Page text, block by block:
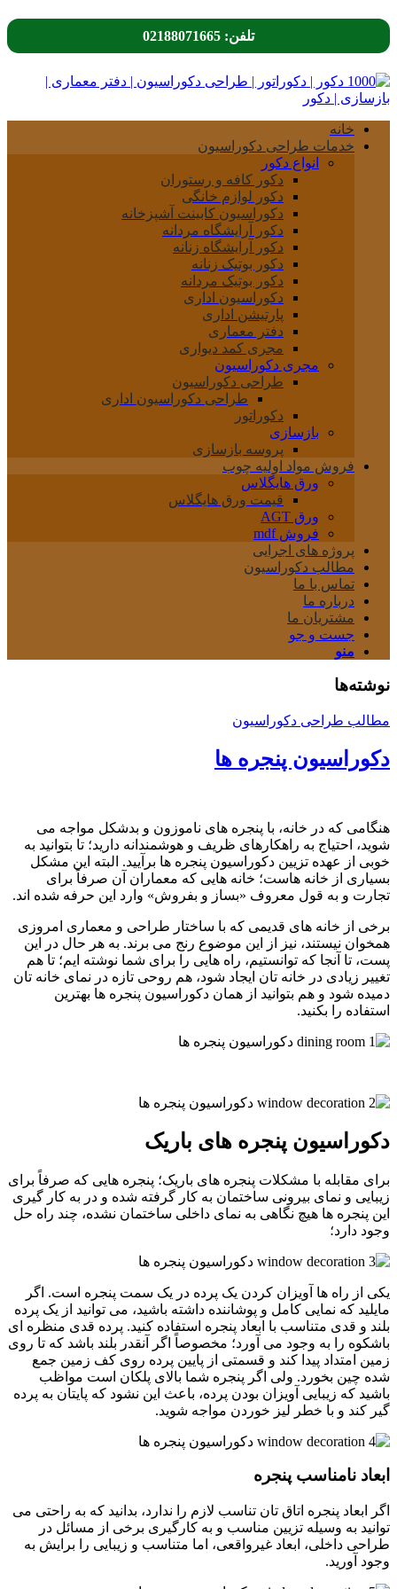
تلفن: 02188071665
خانه
خدمات طراحی دکوراسیون
انواع دکور
دکور کافه و رستوران
دکور لوازم خانگی
دکوراسیون کابینت آشپزخانه
دکور آرایشگاه مردانه
دکور آرایشگاه زنانه
دکور بوتیک زنانه
دکور بوتیک مردانه
دکوراسیون اداری
پارتیشن اداری
دفتر معماری
مجری کمد دیواری
مجری دکوراسیون
طراحی دکوراسیون
طراحی دکوراسیون اداری
دکوراتور
بازسازی
پروسه بازسازی
فروش مواد اولیه چوب
ورق هایگلاس
قیمت ورق هایگلاس
ورق AGT
فروش mdf
پروژه های اجرایی
مطالب دکوراسیون
تماس با ما
درباره ما
مشتریان ما
جست و جو
منو
نوشته‌ها
مطالب طراحی دکوراسیون
دکوراسیون پنجره ها
هنگامی که در خانه، با پنجره های ناموزون و بدشکل مواجه می
شوید، احتیاج به راهکارهای ظریف و هوشمندانه دارید؛ تا بتوانید به
خوبی از عهده تزیین دکوراسیون پنجره ها برآیید. البته این مشکل
بسیاری از خانه هاست؛ خانه هایی که معماران آن صرفاً برای
تجارت و به قول معروف «بساز و بفروش» وارد این حرفه شده اند.
برخی از خانه های قدیمی که با ساختار طراحی و معماری امروزی
همخوان نیستند، نیز از این موضوع رنج می برند. به هر حال در این
پست، تا آنجا که توانستیم، راه هایی را برای شما نوشته ایم؛ تا هم
تغییر زیادی در خانه تان ایجاد شود، هم روحی تازه در نمای خانه تان
دمیده شود و هم بتوانید از همان دکوراسیون پنجره ها بهترین
استفاده را بکنید.
دکوراسیون پنجره های باریک
برای مقابله با مشکلات پنجره های باریک؛ پنجره هایی که صرفاً برای
زیبایی و نمای بیرونی ساختمان به کار گرفته شده و در به کار گیری
این پنجره ها هیچ نگاهی به نمای داخلی ساختمان نشده، چند راه حل
وجود دارد؛
یکی از راه ها آویزان کردن یک پرده در یک سمت پنجره است. اگر
مایلید که نمایی کامل و پوشاننده داشته باشید، می توانید از یک پرده
بلند و قدی متناسب با ابعاد پنجره استفاده کنید. پرده قدی منظره ای
باشکوه را به وجود می آورد؛ مخصوصاً اگر آنقدر بلند باشد که تا روی
زمین امتداد پیدا کند و قسمتی از پایین پرده روی کف زمین جمع
شده چین بخورد. ولی اگر پنجره شما بالای پلکان است مواظب
باشید که زیبایی آویزان بودن پرده، باعث این نشود که پایتان به پرده
گیر کند و با خطر لیز خوردن مواجه شوید.
ابعاد نامناسب پنجره
اگر ابعاد پنجره اتاق تان تناسب لازم را ندارد، بدانید که به راحتی می
توانید به وسیله تزیین مناسب و به کارگیری برخی از مسائل در
طراحی داخلی، ابعاد غیرواقعی، اما متناسب و زیبایی را برایش به
وجود آورید.